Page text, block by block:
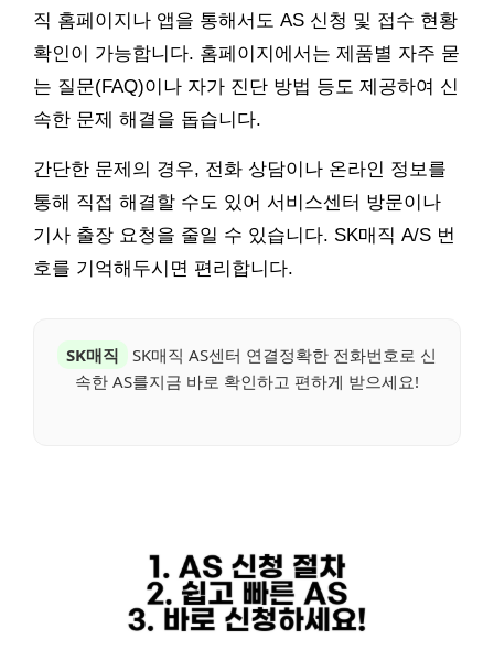
직 홈페이지나 앱을 통해서도 AS 신청 및 접수 현황
확인이 가능합니다. 홈페이지에서는 제품별 자주 묻
는 질문(FAQ)이나 자가 진단 방법 등도 제공하여 신
속한 문제 해결을 돕습니다.
간단한 문제의 경우, 전화 상담이나 온라인 정보를
통해 직접 해결할 수도 있어 서비스센터 방문이나
기사 출장 요청을 줄일 수 있습니다. SK매직 A/S 번
호를 기억해두시면 편리합니다.
SK매직
SK매직 AS센터 연결정확한 전화번호로 신
속한 AS를지금 바로 확인하고 편하게 받으세요!